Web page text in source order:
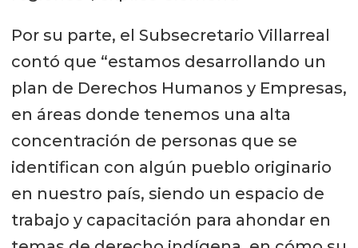
Por su parte, el Subsecretario Villarreal
contó que “estamos desarrollando un
plan de Derechos Humanos y Empresas,
en áreas donde tenemos una alta
concentración de personas que se
identifican con algún pueblo originario
en nuestro país, siendo un espacio de
trabajo y capacitación para ahondar en